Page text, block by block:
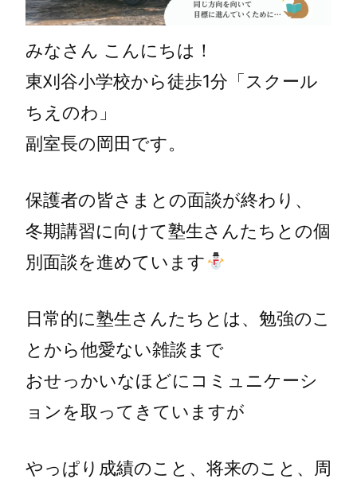
みなさん こんにちは！
東刈谷小学校から徒歩1分「スクール
ちえのわ」
副室長の岡田です。
保護者の皆さまとの面談が終わり、
冬期講習に向けて塾生さんたちとの個
別面談を進めています
日常的に塾生さんたちとは、勉強のこ
とから他愛ない雑談まで
おせっかいなほどにコミュニケーシ
ョンを取ってきていますが
やっぱり成績のこと、将来のこと、周